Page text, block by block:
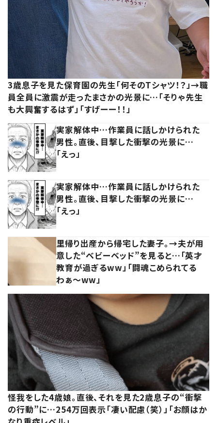
3歳息子を見た保育園の先生「何そのTシャツ！？」→職
員全員に激震が走ったまさかの光景に…「そりゃ先生
も大興奮するはず」「すげーー！！」
実家解体中…作業員に話しかけられた
男性。直後、目撃した衝撃の光景に…
「えっ」
実家解体中…作業員に話しかけられた
男性。直後、目撃した衝撃の光景に…
「えっ」
里帰り出産から帰宅した妻子。→夫が用
意した“ベビーベッド”を見ると…「英才
教育が過ぎるww」「闘魂こめられてる
わぁ～ww」
怪我をした4歳娘。直後、それを見た2歳息子の“衝撃
の行動”に…254万回表示「凄い配慮（笑）」「お顔はか